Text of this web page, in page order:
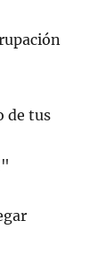
de tus